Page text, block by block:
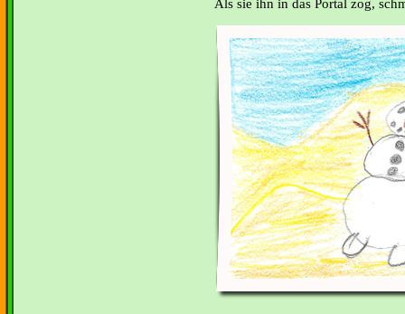
Als sie ihn in das Portal zog,